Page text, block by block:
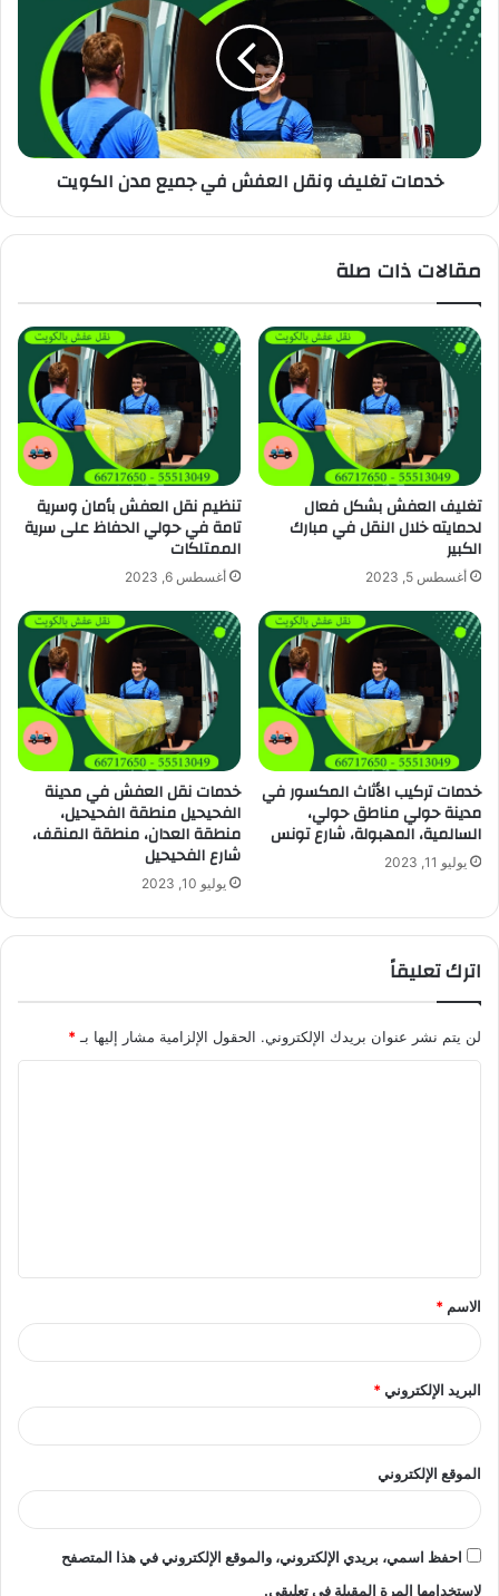
خدمات تغليف ونقل العفش في جميع مدن الكويت
مقالات ذات صلة
تغليف العفش بشكل فعال
لحمايته خلال النقل في مبارك
الكبير
أغسطس 5, 2023
تنظيم نقل العفش بأمان وسرية
تامة في حولي الحفاظ على سرية
الممتلكات
أغسطس 6, 2023
خدمات تركيب الأثاث المكسور في
مدينة حولي مناطق حولي،
السالمية، المهبولة، شارع تونس
يوليو 11, 2023
خدمات نقل العفش في مدينة
الفحيحيل منطقة الفحيحيل،
منطقة العدان، منطقة المنقف،
شارع الفحيحيل
يوليو 10, 2023
اترك تعليقاً
لن يتم نشر عنوان بريدك الإلكتروني. الحقول الإلزامية مشار إليها بـ*
ق
*
الاسم *
البريد الإلكتروني*
الموقع الإلكتروني
احفظ اسمي، بريدي الإلكتروني، والموقع الإلكتروني في هذا المتصفح
لاستخدامها المرة المقبلة في تعليقي.